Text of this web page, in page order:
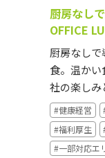
厨房なし
OFFICE
厨房なし
食。温か
社の楽しみ
#健康経営
#福利厚生
#一部対応エ